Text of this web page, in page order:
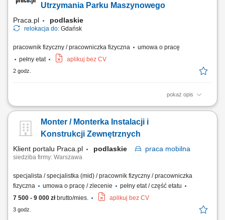
praca zgodnie z dokumentacją techniczną.
Utrzymania Parku Maszynowego
Praca.pl podlaskie
relokacja do: Gdańsk
pracownik fizyczny / pracowniczka fizyczna
umowa o pracę
pełny etat
aplikuj bez CV
2 godz.
pokaż opis
Opis stanowiska Zapewnianie pełnej ciągłości operacyjnej oraz
produkcyjnych. Przeprowadzanie okresowych konserwacji, przeglądów
technicznych oraz bieżących napraw aparatury montażowej, pakującej i
Monter / Monterka Instalacji i
Konstrukcji Zewnętrznych
Klient portalu Praca.pl podlaskie praca mobilna
siedziba firmy: Warszawa
specjalista / specjalistka (mid) / pracownik fizyczny / pracowniczka
fizyczna
umowa o pracę / zlecenie
pełny etat / część etatu
7 500 - 9 000 złbrutto/mies. aplikuj bez CV
3 godz.